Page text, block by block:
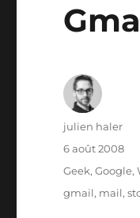
Auteur
julien haler
Publié
6 août 2008
Catégories
Geek,Google,
Étiquettes
gmail, mail,